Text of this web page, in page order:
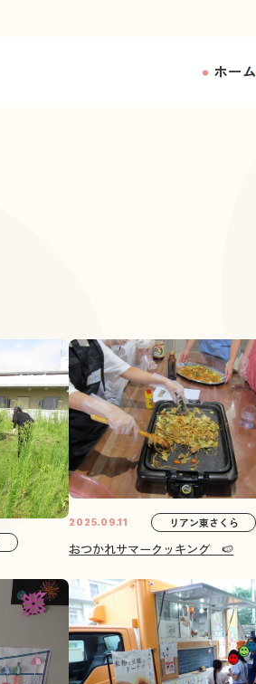
ホーム
2025.09.11 リアン東さくら
おつかれサマークッキング 🍉